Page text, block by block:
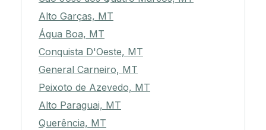
Alto Garças, MT
Água Boa, MT
Conquista D'Oeste, MT
General Carneiro, MT
Peixoto de Azevedo, MT
Alto Paraguai, MT
Querência, MT